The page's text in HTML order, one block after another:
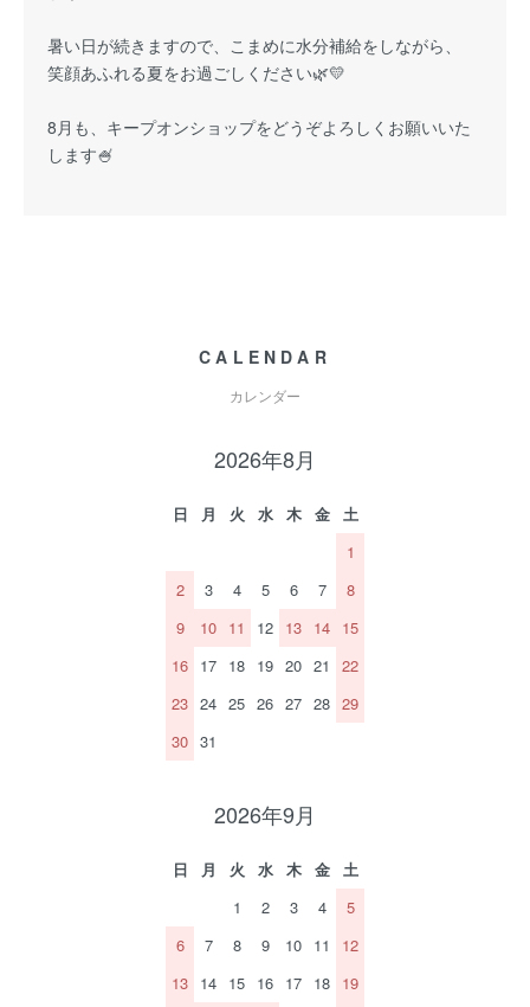
暑い日が続きますので、こまめに水分補給をしながら、
笑顔あふれる夏をお過ごしください🌿💛
8月も、キープオンショップをどうぞよろしくお願いいた
します🍧
CALENDAR
カレンダー
2026年8月
日 月 火 水 木 金
土
1
2
3 4 5 6 7
8
9
10 11 12 13 14 15
16 17 18 19 20 21
22
23 24 25 26 27 28 29
30 31
2026年9月
日 月 火 水 木 金
土
1
2 3 4
5
6
7 8 9 10 11
12
13 14 15 16 17 18 19